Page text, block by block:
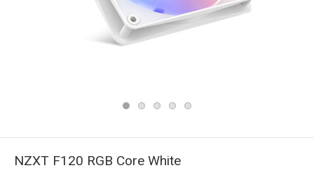
NZXT F120 RGB Core White